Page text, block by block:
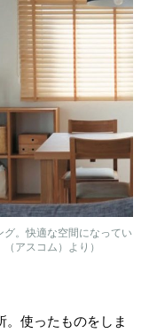
。快適な空間になってい
アスコム）より）
。使ったものをしま